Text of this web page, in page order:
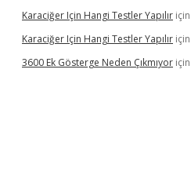
Karaciğer Için Hangi Testler Yapılır için
Karaciğer Için Hangi Testler Yapılır için
3600 Ek Gösterge Neden Çıkmıyor için